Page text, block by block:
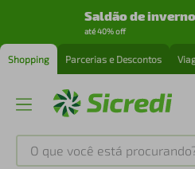
Saldão de inverno
até 40% off
Shopping Parcerias e Descontos
O que você está procurando?